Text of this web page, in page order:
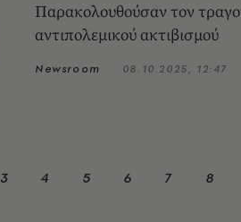
Παρακολουθούσαν τον
αντιπολεμικού ακτιβισμού
Newsroom 08.10.2025, 12:47
3 4 5 6 7 8